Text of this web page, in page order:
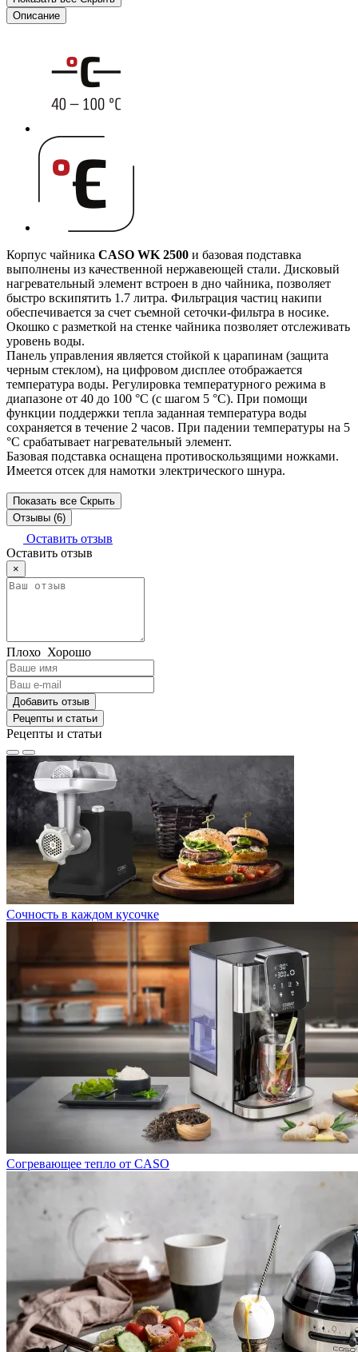
Описание
Корпус чайника CASO WK 2500 и базовая подставка
выполнены из качественной нержавеющей стали. Дисковый
нагревательный элемент встроен в дно чайника, позволяет
быстро вскипятить 1.7 литра. Фильтрация частиц накипи
обеспечивается за счет съемной сеточки-фильтра в носике.
Окошко с разметкой на стенке чайника позволяет отслеживать
уровень воды.
Панель управления является стойкой к царапинам (защита
черным стеклом), на цифровом дисплее отображается
температура воды. Регулировка температурного режима в
диапазоне от 40 до 100 °С (с шагом 5 °С). При помощи
функции поддержки тепла заданная температура воды
сохраняется в течение 2 часов. При падении температуры на 5
°С срабатывает нагревательный элемент.
Базовая подставка оснащена противоскользящими ножками.
Имеется отсек для намотки электрического шнура.
Показать все Скрыть
Отзывы (6)
Оставить отзыв
Оставить отзыв
×
Плохо Хорошо
Добавить отзыв
Рецепты и статьи
Рецепты и статьи
Сочность в каждом кусочке
Cогревающее тепло от CASO